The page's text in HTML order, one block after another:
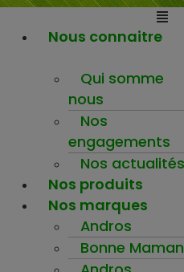
Nous connaitre
Qui somme
nous
Nos
engagements
Nos actualités
Nos produits
Nos marques
Andros
Bonne Maman